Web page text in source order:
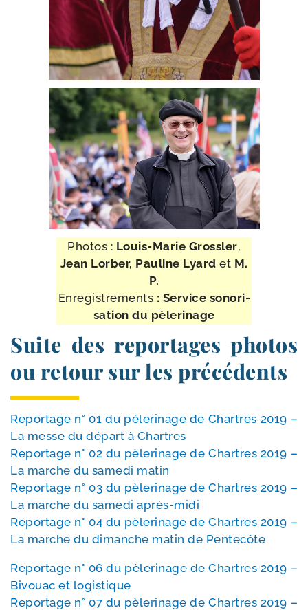
Photos : Louis-​Marie Grossler,
Jean Lorber, Pauline Lyard et M.
P.
Enregistrements : Service sono­ri­
sa­tion du pèlerinage
Suite des reportages photos
ou retour sur les précédents
Reportage n° 01 du pèle­ri­nage de Chartres 2019 –
La messe du départ à Chartres
Reportage n° 02 du pèle­ri­nage de Chartres 2019 –
La marche du same­di matin
Reportage n° 03 du pèle­ri­nage de Chartres 2019 –
La marche du same­di après-​midi
Reportage n° 04 du pèle­ri­nage de Chartres 2019 –
La marche du dimanche matin de Pentecôte
Reportage n° 06 du pèle­ri­nage de Chartres 2019 –
Bivouac et logis­tique
Reportage n° 07 du pèle­ri­nage de Chartres 2019 –